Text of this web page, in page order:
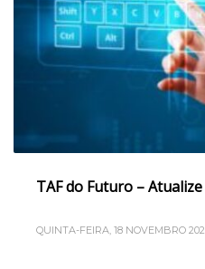
TAF do Futuro –
QUINTA-FEIRA, 18 NOVEMBRO